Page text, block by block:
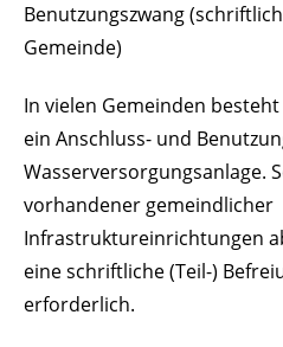
Benutzungszwang
Gemeinde)
In vielen Gemeinden
ein Anschluss- und
Wasserversorgungsanlage.
vorhandener gemeindlicher
Infrastruktureinrichtungen
eine schriftliche (Teil-)
erforderlich.